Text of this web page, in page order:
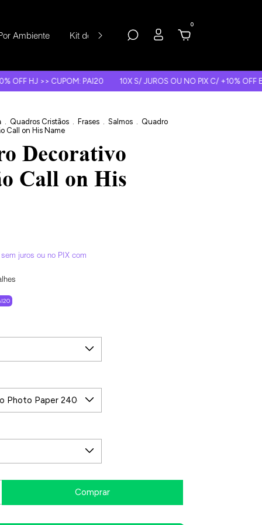
Ambiente Kit de Quadros Depoimentos
0
PAI20 10X S/ JUROS OU NO PIX C/ +10% OFF EXTRA
. Quadros Cristãos . Frases . Salmos . Quadro
Call on His Name
Decorativo
Call on His
sem juros